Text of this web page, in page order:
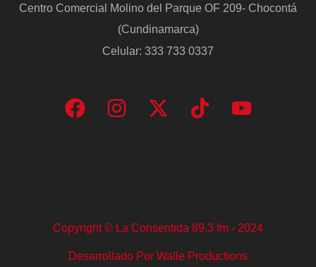
Centro Comercial Molino del Parque OF 209- Chocontá
(Cundinamarca)
Celular: 333 733 0337
Copyright © La Consentida 89.3 fm - 2024
Desarrollado Por Walle Productions